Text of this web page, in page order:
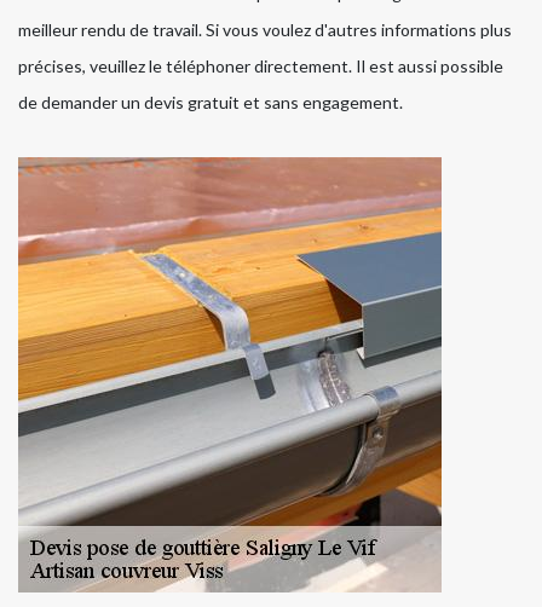
meilleur rendu de travail. Si vous voulez d'autres informations plus
précises, veuillez le téléphoner directement. Il est aussi possible
de demander un devis gratuit et sans engagement.